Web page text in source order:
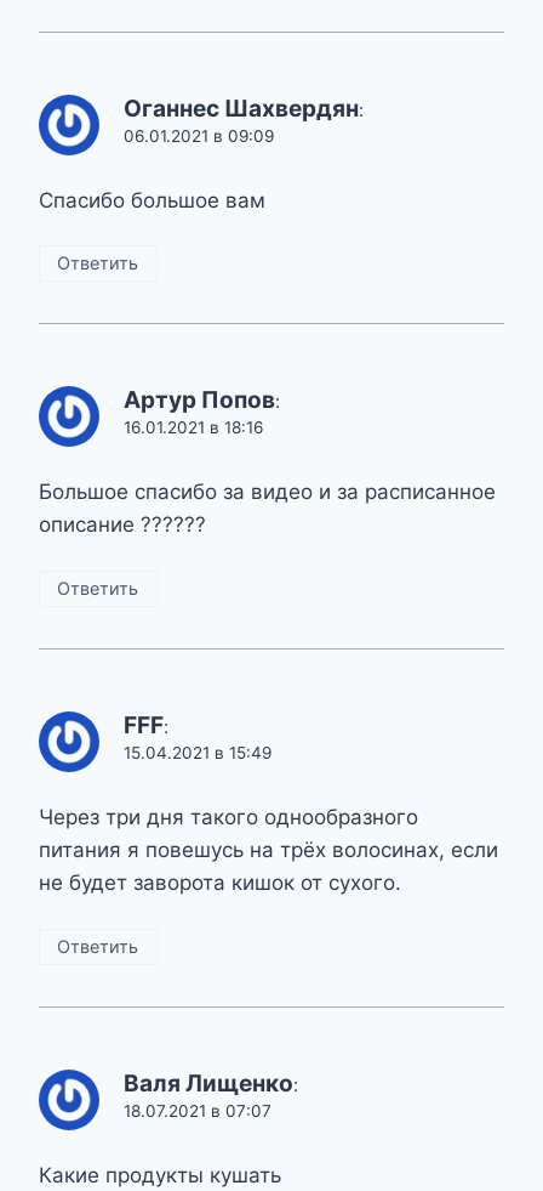
Оганнес Шахвердян:
06.01.2021 в 09:09
Спасибо большое вам
Ответить
Артур Попов:
16.01.2021 в 18:16
Большое спасибо за видео и за расписанное
описание ??????
Ответить
FFF:
15.04.2021 в 15:49
Через три дня такого однообразного
питания я повешусь на трёх волосинах, если
не будет заворота кишок от сухого.
Ответить
Валя Лищенко:
18.07.2021 в 07:07
Какие продукты кушать